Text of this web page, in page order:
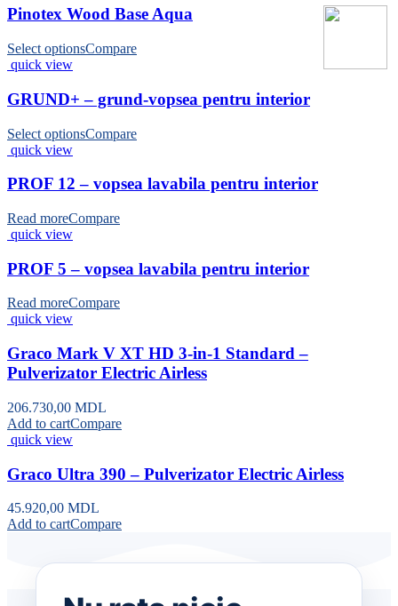
Pinotex Wood Base Aqua
Select optionsCompare
quick view
GRUND+ – grund-vopsea pentru interior
Select optionsCompare
quick view
PROF 12 – vopsea lavabila pentru interior
Read moreCompare
quick view
PROF 5 – vopsea lavabila pentru interior
Read moreCompare
quick view
Graco Mark V XT HD 3-in-1 Standard –
Pulverizator Electric Airless
206.730,00 MDL
Add to cartCompare
quick view
Graco Ultra 390 – Pulverizator Electric Airless
45.920,00 MDL
Add to cartCompare